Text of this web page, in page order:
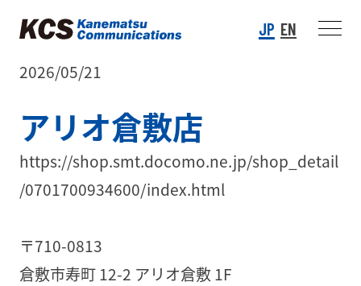
JP EN
2026/05/21
アリオ倉敷店
https://shop.smt.docomo.ne.jp/shop_detail
/0701700934600/index.html
〒710-0813
倉敷市寿町 12-2 アリオ倉敷 1F